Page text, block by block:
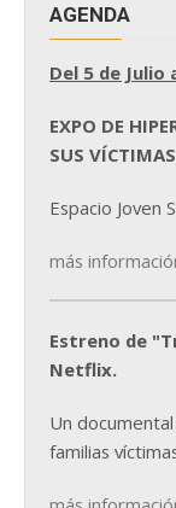
AGENDA
Del 5 de Julio
EXPO DE
SUS VÍCTIMAS
Espacio Joven
más
Estreno de
Netflix.
Un
familias